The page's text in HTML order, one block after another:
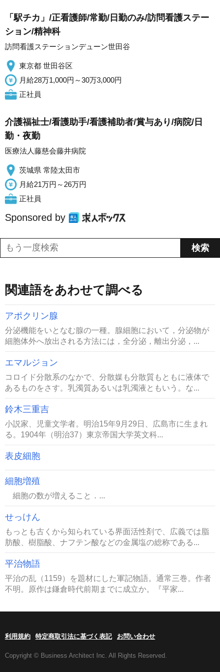
「駅チカ」/正看護師/常勤/日勤のみ/訪問看護ステー
ション/精神科
訪問看護ステーションデューン世田谷
東京都 世田谷区
月給28万1,000円～30万3,000円
正社員
介護福祉士/看護助手/看護補助者/賞与あり/病院/日
勤・夜勤
医療法人藤慈会藤井病院
茨城県 常陸太田市
月給21万円～26万円
正社員
Sponsored by
関連語をあわせて調べる
アポクリン腺
分泌機能をいとなむ腺の一種。腺細胞において，分泌物が
細胞体外へ放出される方法には，全分泌，離出分泌，...
エマルジョン
コロイド分散系のなかで、分散媒も分散質もともに液体で
あるものをさす。乳濁質あるいは乳濁液ともいう。な...
鈴木三重吉
小説家、児童文学者。明治15年9月29日、広島市に生まれ
る。1904年（明治37）東京帝国大学英文科...
表皮細胞
細胞増殖
細胞の数が増えること．...
せっけん
もっとも古くから知られている界面活性剤で、広義では脂
肪酸、樹脂酸、ナフテン酸などの金属塩の総称である...
平治物語
平治の乱（1159）を題材にした軍記物語。通常三巻。作者
不明。原作は鎌倉時代前期までに成立か。『平家...
利用規約 特定商取引法に基づく表記 お問い合わせ
Copyright © Business Architect Inc. All Rights Reserved.